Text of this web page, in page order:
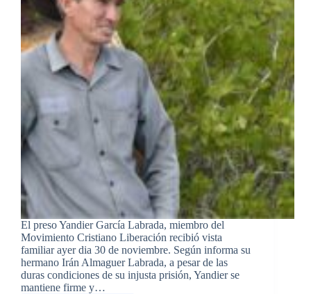
El preso Yandier García Labrada, miembro del
Movimiento Cristiano Liberación recibió vista
familiar ayer dia 30 de noviembre. Según informa su
hermano Irán Almaguer Labrada, a pesar de las
duras condiciones de su injusta prisión, Yandier se
mantiene firme y…